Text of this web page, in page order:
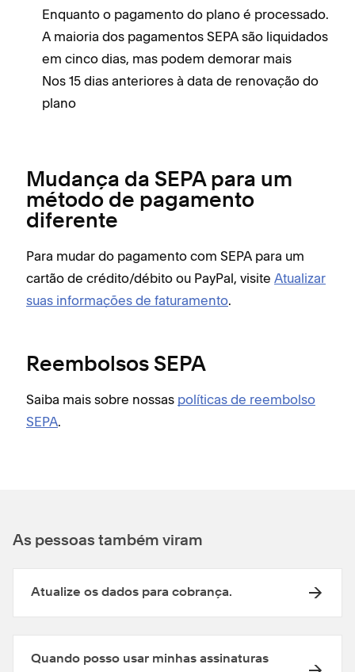
Enquanto o pagamento do plano é processado.
A maioria dos pagamentos SEPA são liquidados
em cinco dias, mas podem demorar mais
Nos 15 dias anteriores à data de renovação do
plano
Mudança da SEPA para um
método de pagamento
diferente
Para mudar do pagamento com SEPA para um
cartão de crédito/débito ou PayPal, visite Atualizar
suas informações de faturamento.
Reembolsos SEPA
Saiba mais sobre nossas políticas de reembolso
SEPA.
As pessoas também viram
Atualize os dados para cobrança.
Quando posso usar minhas assinaturas